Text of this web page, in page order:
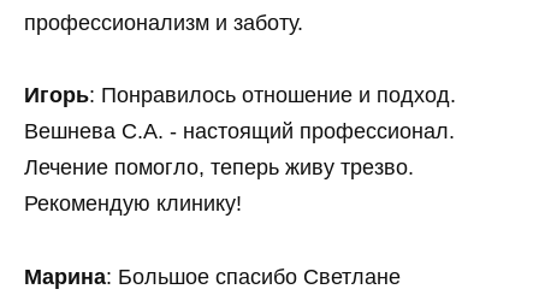
профессионализм и заботу.
Игорь: Понравилось отношение и подход.
Вешнева С.А. - настоящий профессионал.
Лечение помогло, теперь живу трезво.
Рекомендую клинику!
Марина: Большое спасибо Светлане